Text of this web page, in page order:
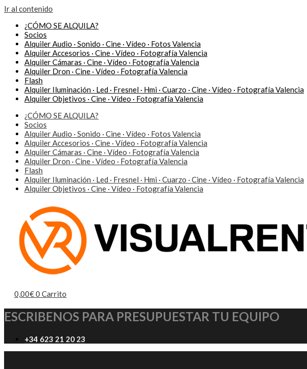
Ir al contenido
¿CÓMO SE ALQUILA?
Socios
Alquiler Audio · Sonido · Cine · Vídeo · Fotos Valencia
Alquiler Accesorios · Cine · Vídeo · Fotografía Valencia
Alquiler Cámaras · Cine · Vídeo · Fotografía Valencia
Alquiler Dron · Cine · Vídeo · Fotografía Valencia
Flash
Alquiler Iluminación · Led · Fresnel · Hmi · Cuarzo · Cine · Vídeo · Fotografía Valencia
Alquiler Objetivos · Cine · Vídeo · Fotografía Valencia
¿CÓMO SE ALQUILA?
Socios
Alquiler Audio · Sonido · Cine · Vídeo · Fotos Valencia
Alquiler Accesorios · Cine · Vídeo · Fotografía Valencia
Alquiler Cámaras · Cine · Vídeo · Fotografía Valencia
Alquiler Dron · Cine · Vídeo · Fotografía Valencia
Flash
Alquiler Iluminación · Led · Fresnel · Hmi · Cuarzo · Cine · Vídeo · Fotografía Valencia
Alquiler Objetivos · Cine · Vídeo · Fotografía Valencia
0,00€0 Carrito
ESCRIBENOS PARA PRESUPUESTAR TU EQUIPO
+34 623 21 20 23